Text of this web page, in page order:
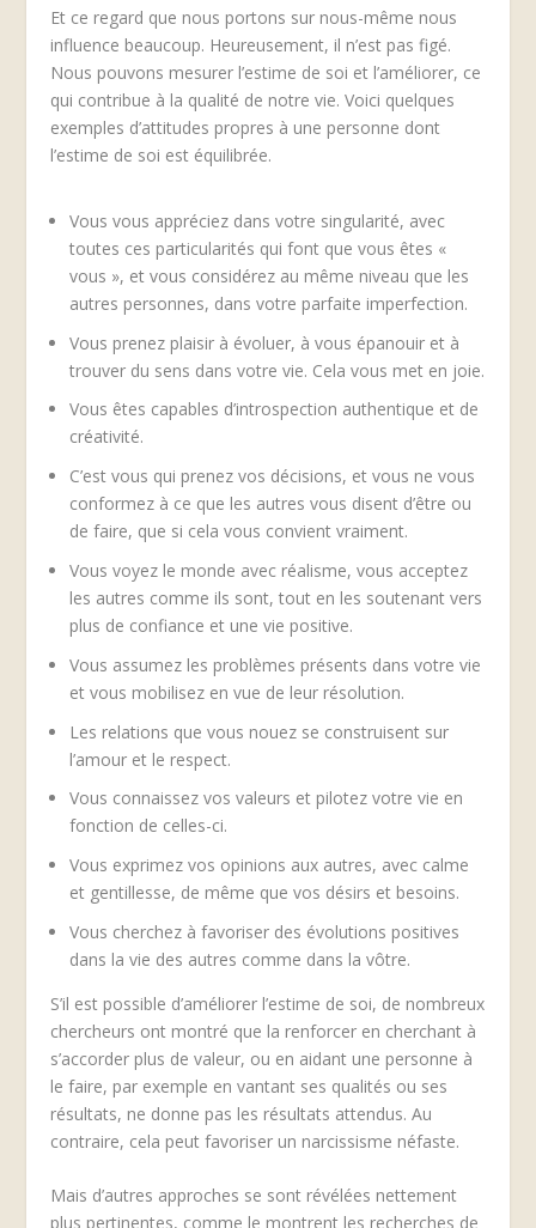
Et ce regard que nous portons sur nous-même nous
influence beaucoup. Heureusement, il n’est pas figé.
Nous pouvons mesurer l’estime de soi et l’améliorer, ce
qui contribue à la qualité de notre vie. Voici quelques
exemples d’attitudes propres à une personne dont
l’estime de soi est équilibrée.
Vous vous appréciez dans votre singularité, avec
toutes ces particularités qui font que vous êtes «
vous », et vous considérez au même niveau que les
autres personnes, dans votre parfaite imperfection.
Vous prenez plaisir à évoluer, à vous épanouir et à
trouver du sens dans votre vie. Cela vous met en joie.
Vous êtes capables d’introspection authentique et de
créativité.
C’est vous qui prenez vos décisions, et vous ne vous
conformez à ce que les autres vous disent d’être ou
de faire, que si cela vous convient vraiment.
Vous voyez le monde avec réalisme, vous acceptez
les autres comme ils sont, tout en les soutenant vers
plus de confiance et une vie positive.
Vous assumez les problèmes présents dans votre vie
et vous mobilisez en vue de leur résolution.
Les relations que vous nouez se construisent sur
l’amour et le respect.
Vous connaissez vos valeurs et pilotez votre vie en
fonction de celles-ci.
Vous exprimez vos opinions aux autres, avec calme
et gentillesse, de même que vos désirs et besoins.
Vous cherchez à favoriser des évolutions positives
dans la vie des autres comme dans la vôtre.
S’il est possible d’améliorer l’estime de soi, de nombreux
chercheurs ont montré que la renforcer en cherchant à
s’accorder plus de valeur, ou en aidant une personne à
le faire, par exemple en vantant ses qualités ou ses
résultats, ne donne pas les résultats attendus. Au
contraire, cela peut favoriser un narcissisme néfaste.
Mais d’autres approches se sont révélées nettement
plus pertinentes, comme le montrent les recherches de